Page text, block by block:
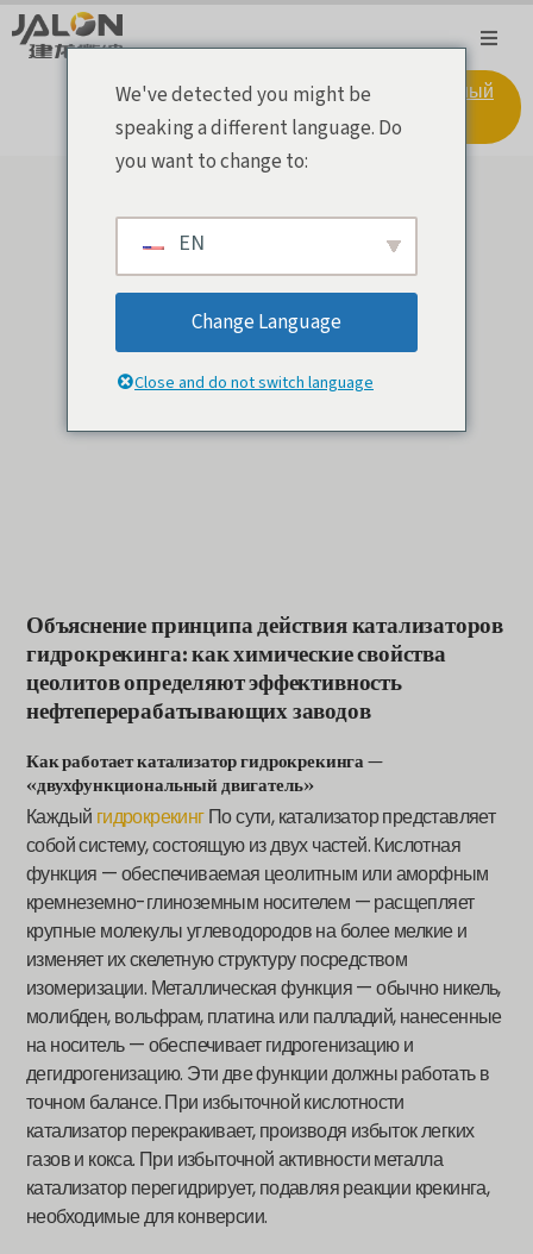
Получить бесплатный
образец >
Опубликовано: 15 июня 2026 года
Обновлено: 16 июля 2026 года
Объяснение принципа действия катализаторов
гидрокрекинга: как химические свойства
цеолитов определяют эффективность
нефтеперерабатывающих заводов
Как работает катализатор гидрокрекинга —
«двухфункциональный двигатель»
Каждый гидрокрекингПо сути, катализатор представляет
собой систему, состоящую из двух частей. Кислотная
функция — обеспечиваемая цеолитным или аморфным
кремнеземно-глиноземным носителем — расщепляет
крупные молекулы углеводородов на более мелкие и
изменяет их скелетную структуру посредством
изомеризации. Металлическая функция — обычно никель,
молибден, вольфрам, платина или палладий, нанесенные
на носитель — обеспечивает гидрогенизацию и
дегидрогенизацию. Эти две функции должны работать в
точном балансе. При избыточной кислотности
катализатор перекракивает, производя избыток легких
газов и кокса. При избыточной активности металла
катализатор перегидрирует, подавляя реакции крекинга,
необходимые для конверсии.
We've detected you might be
speaking a different language. Do
you want to change to:
EN
Change Language
Close and do not switch language